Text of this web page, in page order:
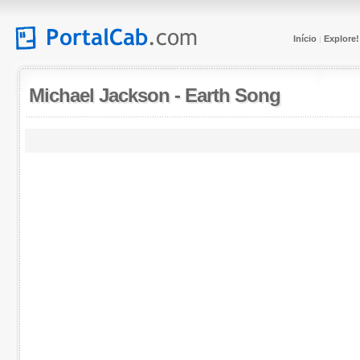
Início| Explore!
Michael Jackson- Earth Song